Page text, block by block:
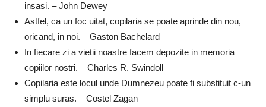
insasi. – John Dewey
Astfel, ca un foc uitat, copilaria se poate aprinde din nou,
oricand, in noi. – Gaston Bachelard
In fiecare zi a vietii noastre facem depozite in memoria
copiilor nostri. – Charles R. Swindoll
Copilaria este locul unde Dumnezeu poate fi substituit c-un
simplu suras. – Costel Zagan